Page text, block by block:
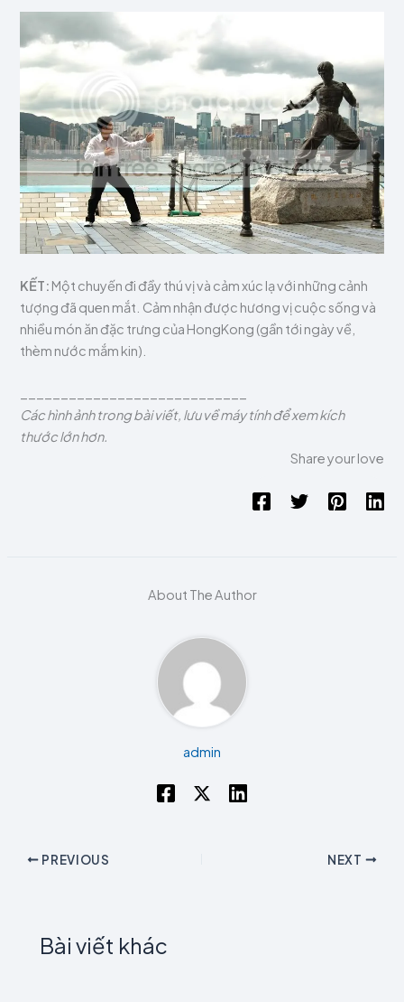
KẾT: Một chuyến đi đầy thú vị và cảm xúc lạ với những cảnh
tượng đã quen mắt. Cảm nhận được hương vị cuộc sống và
nhiều món ăn đặc trưng của HongKong (gần tới ngày về,
thèm nước mắm kin).
Các hình ảnh trong bài viết, lưu về máy tính để xem kích
thước lớn hơn.
Share your love
About The Author
admin
PREVIOUS NEXT
Bài viết khác